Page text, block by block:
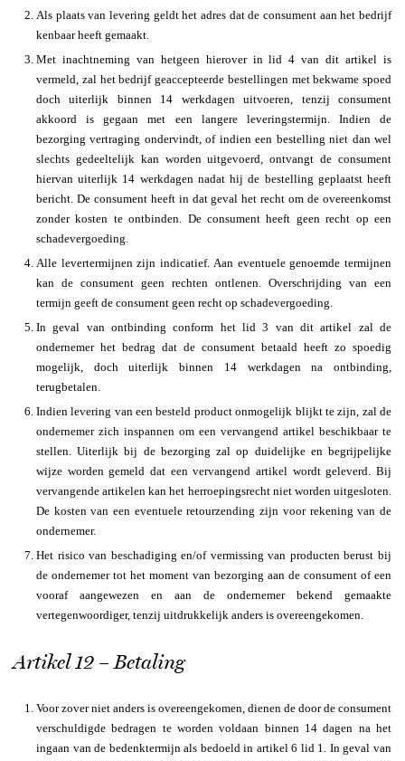
Als plaats van levering geldt het adres dat de consument aan het bedrijf
kenbaar heeft gemaakt.
Met inachtneming van hetgeen hierover in lid 4 van dit artikel is
vermeld, zal het bedrijf geaccepteerde bestellingen met bekwame spoed
doch uiterlijk binnen 14 werkdagen uitvoeren, tenzij consument
akkoord is gegaan met een langere leveringstermijn. Indien de
bezorging vertraging ondervindt, of indien een bestelling niet dan wel
slechts gedeeltelijk kan worden uitgevoerd, ontvangt de consument
hiervan uiterlijk 14 werkdagen nadat hij de bestelling geplaatst heeft
bericht. De consument heeft in dat geval het recht om de overeenkomst
zonder kosten te ontbinden. De consument heeft geen recht op een
schadevergoeding.
Alle levertermijnen zijn indicatief. Aan eventuele genoemde termijnen
kan de consument geen rechten ontlenen. Overschrijding van een
termijn geeft de consument geen recht op schadevergoeding.
In geval van ontbinding conform het lid 3 van dit artikel zal de
ondernemer het bedrag dat de consument betaald heeft zo spoedig
mogelijk, doch uiterlijk binnen 14 werkdagen na ontbinding,
terugbetalen.
Indien levering van een besteld product onmogelijk blijkt te zijn, zal de
ondernemer zich inspannen om een vervangend artikel beschikbaar te
stellen. Uiterlijk bij de bezorging zal op duidelijke en begrijpelijke
wijze worden gemeld dat een vervangend artikel wordt geleverd. Bij
vervangende artikelen kan het herroepingsrecht niet worden uitgesloten.
De kosten van een eventuele retourzending zijn voor rekening van de
ondernemer.
Het risico van beschadiging en/of vermissing van producten berust bij
de ondernemer tot het moment van bezorging aan de consument of een
vooraf aangewezen en aan de ondernemer bekend gemaakte
vertegenwoordiger, tenzij uitdrukkelijk anders is overeengekomen.
Artikel 12 – Betaling
Voor zover niet anders is overeengekomen, dienen de door de consument
verschuldigde bedragen te worden voldaan binnen 14 dagen na het
ingaan van de bedenktermijn als bedoeld in artikel 6 lid 1. In geval van